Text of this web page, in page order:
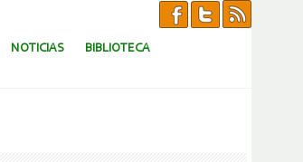
NOTICIAS BIBLIOTECA